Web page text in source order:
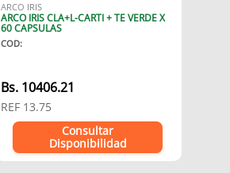
ARCO IRIS
ARCO IRIS CLA+L-CARTI + TE VERDE X
60 CAPSULAS
COD:
Bs. 10406.21
REF 13.75
Consultar
Disponibilidad